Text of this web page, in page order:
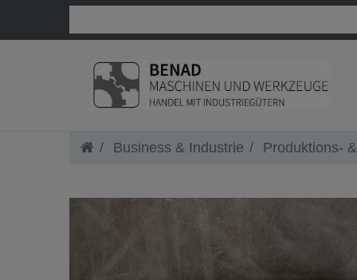
Business & Industrie Produktions-